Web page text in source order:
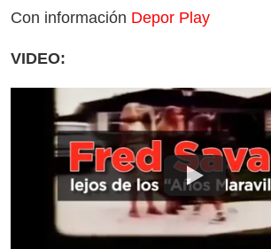
Con información Depor Play
VIDEO: